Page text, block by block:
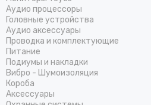
Magnum
MD.Lab
Mio
MOMO
Morel
MTX
Mystery
Аудио процессоры
Головные устройства
Аудио аксессуары
Проводка и комплектующие
Питание
Подиумы и накладки
Вибро - Шумоизоляция
Короба
Аксессуары